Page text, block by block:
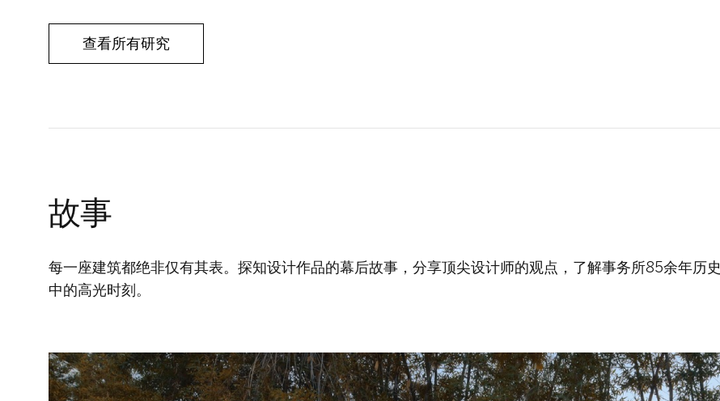
查看所有研究
故事
每一座建筑都绝非仅有其表。探知设计作品的幕后故事，分享顶尖设计师的观点，了解事务所85余年历史
中的高光时刻。